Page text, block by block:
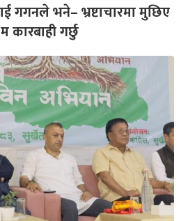
गगनले भने– भ्रष्टाचारमा मुछिए
कारबाही गर्छु